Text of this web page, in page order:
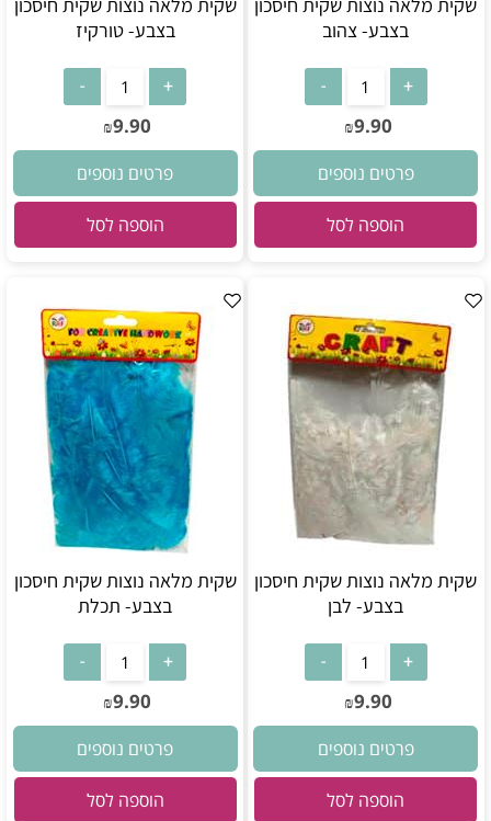
בצבע- צהוב
₪9.90
פרטים נוספים
הוספה לסל
בצבע- טורקיז
₪9.90
פרטים נוספים
הוספה לסל
שקית מלאה נוצות שקית חיסכון
בצבע- לבן
₪9.90
פרטים נוספים
הוספה לסל
שקית מלאה נוצות שקית חיסכון
בצבע- תכלת
₪9.90
פרטים נוספים
הוספה לסל